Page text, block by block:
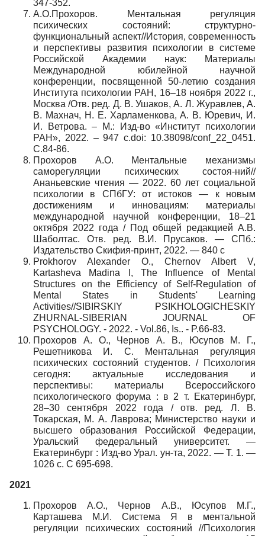
347-352.
А.О.Прохоров. Ментальная регуляция
психических состояний: структурно-
функциональный аспект//История, современность
и перспективы развития психологии в системе
Российской Академии наук: Материалы
Международной юбилейной научной
конференции, посвященной 50-летию создания
Института психологии РАН, 16–18 ноября 2022 г.,
Москва /Отв. ред. Д. В. Ушаков, А. Л. Журавлев, А.
В. Махнач, Н. Е. Харламенкова, А. В. Юревич, И.
И. Ветрова. – М.: Изд-во «Институт психологии
РАН», 2022. – 947 с.doi: 10.38098/conf_22_0451.
С.84-86.
Прохоров А.О. Ментальные механизмы
саморегуляции психических состоя-ний//
Ананьевские чтения — 2022. 60 лет социальной
психологии в СПбГУ: от истоков — к новым
достижениям и инновациям: материалы
международной научной конференции, 18–21
октября 2022 года / Под общей редакцией А.В.
Шаболтас. Отв. ред. В.И . Прусаков. —СПб.:
Издательство Скифия-принт, 2022. — 840 с
Prokhorov Alexander O., Chernov Albert V,
Kartasheva Madina I, The Influence of Mental
Structures on the Efficiency of Self-Regulation of
Mental States in Students' Learning
Activities//SIBIRSKIY PSIKHOLOGICHESKIY
ZHURNAL-SIBERIAN JOURNAL OF
PSYCHOLOGY. - 2022. - Vol.86, Is.. - P.66-83.
Прохоров А. О., Чернов А. В., Юсупов М. Г.,
Решетникова И. С. Ментальная регуляция
психических состояний студентов. / Психология
сегодня: актуальные исследования и
перспективы: материалы Всероссийского
психологического форума : в 2 т. Екатеринбург,
28–30 сентября 2022 года / отв. ред. Л. В.
Токарская, М. А. Лаврова; Министерство науки и
высшего образования Российской Федерации,
Уральский федеральный университет. —
Екатеринбург : Изд‑во Урал. ун‑та, 2022. — Т. 1.—
1026 с. С 695-698.
2021
Прохоров А.О., Чернов А.В., Юсупов М.Г.,
Карташева М.И. Система Я в ментальной
регуляции психических состояний //Психология